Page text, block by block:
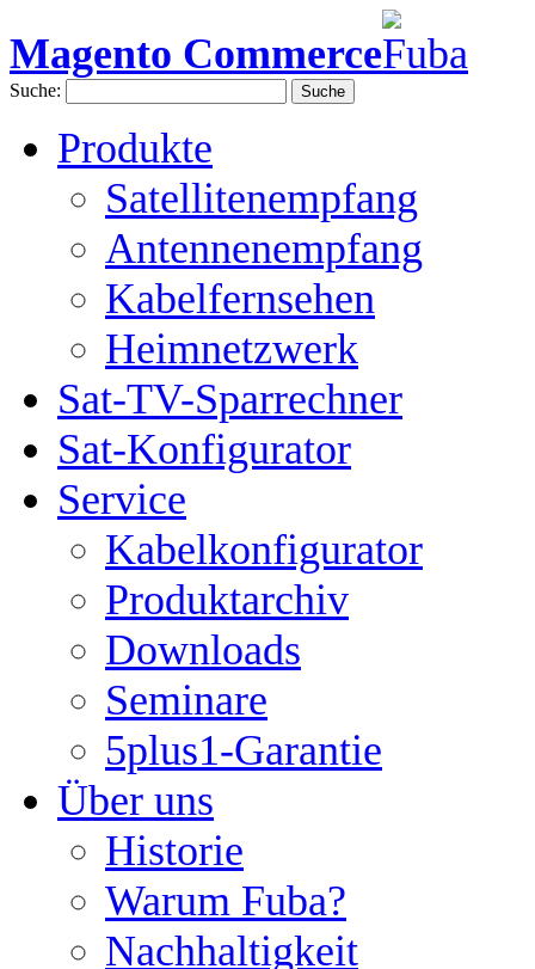
Magento Commerce
Suche: Suche
Produkte
Satellitenempfang
Antennenempfang
Kabelfernsehen
Heimnetzwerk
Sat-TV-Sparrechner
Sat-Konfigurator
Service
Kabelkonfigurator
Produktarchiv
Downloads
Seminare
5plus1-Garantie
Über uns
Historie
Warum Fuba?
Nachhaltigkeit